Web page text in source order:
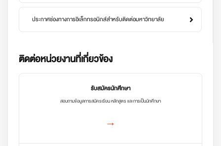
ประกาศช่องทางการอิเล็กทรอนิกส์สำหรับติดต่อมหาวิทยาลัย
ติดต่อหน่วยงานที่เกี่ยวข้อง
รับสมัครนักศึกษา
สอบถามข้อมูลการสมัครเรียน หลักสูตร และการเป็นนักศึกษา
→